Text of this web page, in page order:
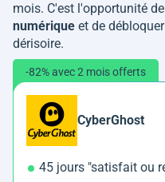
mois. C'est l'opportunité
numérique et de
dérisoire.
-82% avec 2 mois offerts
CyberGhost
45 jours "satisfait ou